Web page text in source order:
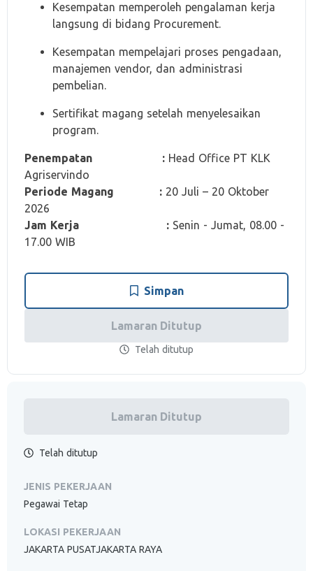
Kesempatan memperoleh pengalaman kerja
langsung di bidang Procurement.
Kesempatan mempelajari proses pengadaan,
manajemen vendor, dan administrasi
pembelian.
Sertifikat magang setelah menyelesaikan
program.
Penempatan : Head Office PT KLK
Agriservindo
Periode Magang : 20 Juli – 20 Oktober
2026
Jam Kerja : Senin - Jumat, 08.00 -
17.00 WIB
Simpan
Lamaran Ditutup
Telah ditutup
Lamaran Ditutup
Telah ditutup
JENIS PEKERJAAN
Pegawai Tetap
LOKASI PEKERJAAN
JAKARTA PUSATJAKARTA RAYA